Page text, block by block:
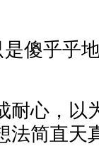
是傻乎乎
耐心，以
法简直天